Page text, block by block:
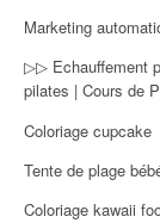
Marketing
▷▷ Echauffement
pilates | Cours de
Coloriage cupcake
Tente de plage
Coloriage kawaii